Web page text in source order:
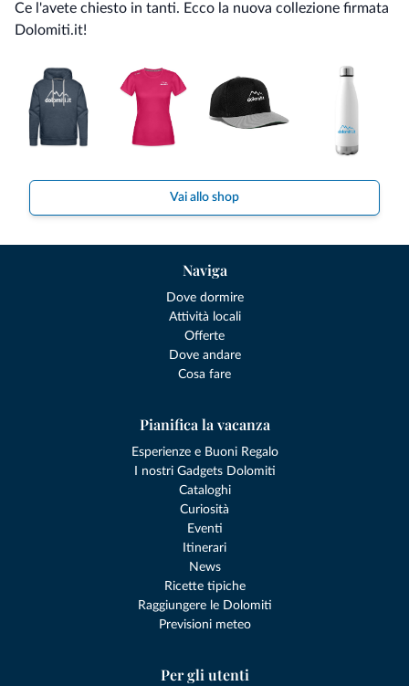
Ce l'avete chiesto in tanti. Ecco la nuova collezione firmata
Dolomiti.it!
Vai allo shop
Naviga
Dove dormire
Attività locali
Offerte
Dove andare
Cosa fare
Pianifica la vacanza
Esperienze e Buoni Regalo
I nostri Gadgets Dolomiti
Cataloghi
Curiosità
Eventi
Itinerari
News
Ricette tipiche
Raggiungere le Dolomiti
Previsioni meteo
Per gli utenti